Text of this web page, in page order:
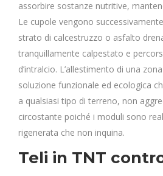
assorbire sostanze nutritive,
Le cupole vengono
strato di calcestruzzo o asfalto
tranquillamente calpestato e
d’intralcio. L’allestimento di una
soluzione funzionale ed ecologica
a qualsiasi tipo di terreno, non
circostante poiché i moduli sono
rigenerata che non inquina.
Teli in TNT